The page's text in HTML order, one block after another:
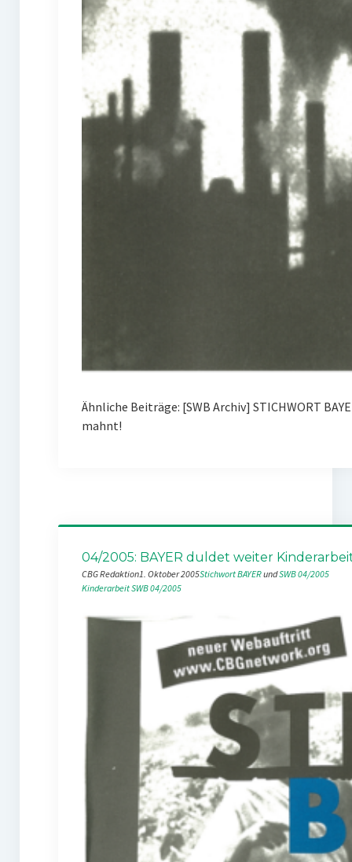
Ähnliche Beiträge: [SWB Archiv] STICHWORT
mahnt!
04/2005: BAYER duldet weiter
CBG Redaktion1. Oktober 2005Stichwort BAYER und SWB 04/2005
KinderarbeitSWB 04/2005